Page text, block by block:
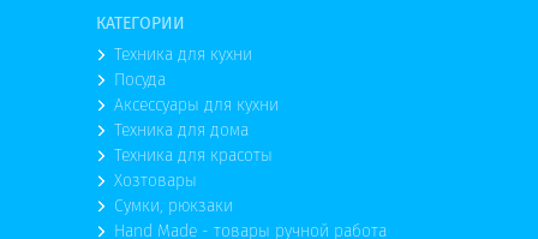
КАТЕГОРИИ
Техника для кухни
Посуда
Аксессуары для кухни
Техника для дома
Техника для красоты
Хозтовары
Сумки, рюкзаки
Hand Made - товары ручной работа